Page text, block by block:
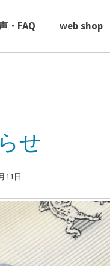
・FAQ web shop
せ
11日